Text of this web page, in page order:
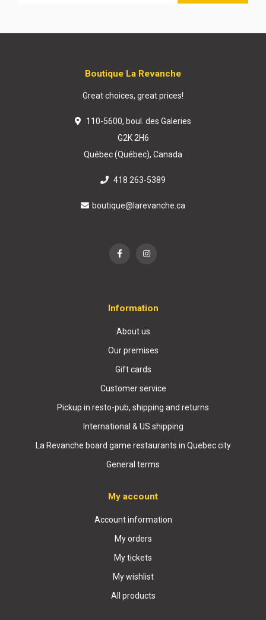
Boutique La Revanche
Great choices, great prices!
110-5600, boul. des Galeries
G2K 2H6
Québec (Québec), Canada
418 263-5389
boutique@larevanche.ca
Information
About us
Our premises
Gift cards
Customer service
Pickup in resto-pub, shipping and returns
International & US shipping
La Revanche board game restaurants in Quebec city
General terms
My account
Account information
My orders
My tickets
My wishlist
All products